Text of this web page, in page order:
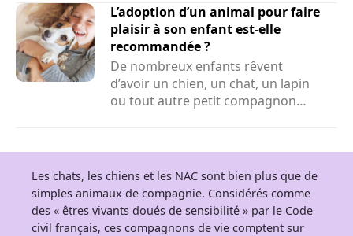
L’adoption d’un animal pour faire
plaisir à son enfant est-elle
recommandée ?
De nombreux enfants rêvent
d’avoir un chien, un chat, un lapin
ou tout autre petit compagnon
Les chats, les chiens et les NAC sont bien plus que de
simples animaux de compagnie. Considérés comme
des « êtres vivants doués de sensibilité » par le Code
civil français, ces compagnons de vie comptent sur